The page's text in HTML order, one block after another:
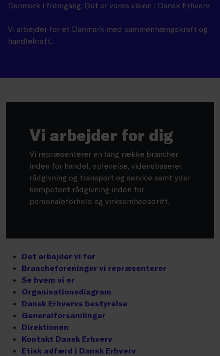
Danmark i fremgang. Det er vores vision i Dansk Erhverv.
Vi arbejder for et Danmark med sammenhængskraft og
handlekraft.
Vi arbejder for dig
Vi repræsenterer en lang række brancher
inden for handel, oplevelse, vidensbaseret
rådgivning og transport og service samt yder
kompetent rådgivning inden for
personaleforhold og virksomhedsdrift.
Det arbejder vi for
Brancheforeninger vi repræsenterer
Se hvem vi er
Organisationsdiagram
Dansk Erhvervs bestyrelse
Generalforsamlinger
Direktionen
Kontakt Dansk Erhverv
Etisk adfærd i Dansk Erhverv